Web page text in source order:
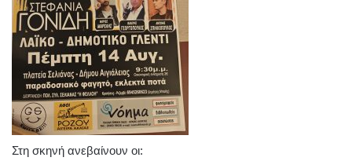
Στη σκηνή ανεβαίνουν οι: